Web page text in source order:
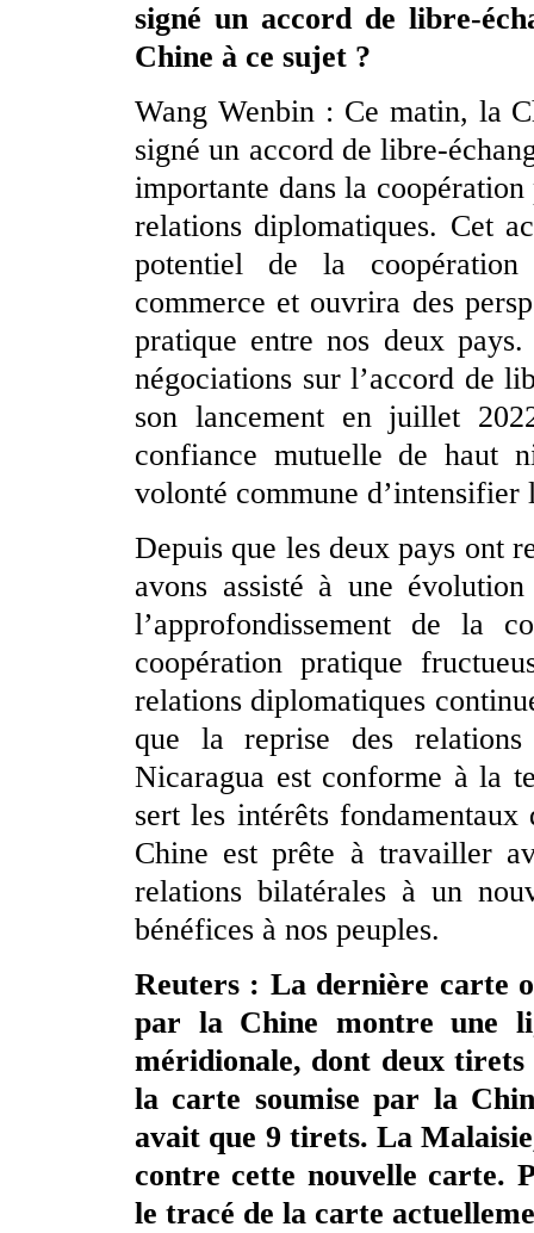
signé un accord de libre-
Chine à ce sujet ?
Wang Wenbin : Ce matin, la
signé un accord de libre-
importante dans la
relations diplomatiques. Cet
potentiel de la
commerce et ouvrira des
pratique entre nos deux
négociations sur l’accord de
son lancement en juillet
confiance mutuelle de haut
volonté commune
Depuis que les deux pays ont
avons assisté à une
l’approfondissement de la
coopération pratique
relations diplomatiques
que la reprise des
Nicaragua est conforme à la
sert les intérêts
Chine est prête à travailler
relations bilatérales à un
bénéfices à nos peuples.
Reuters : La dernière carte
par la Chine montre une
méridionale, dont deux tirets
la carte soumise par la
avait que 9 tirets. La
contre cette nouvelle carte.
le tracé de la carte